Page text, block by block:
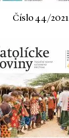
Číslo 44/2021